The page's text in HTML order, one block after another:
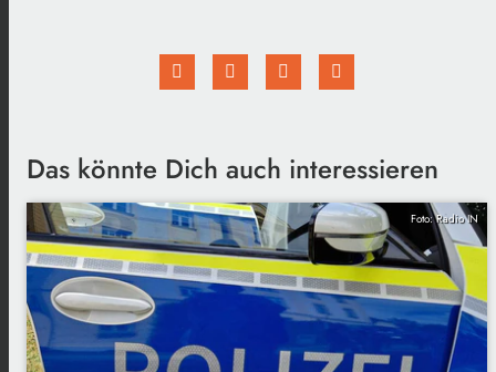
Das könnte Dich auch interessieren
Foto: Radio IN